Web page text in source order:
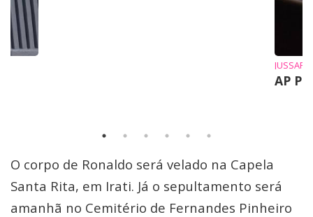
JUSSARA
AP
O corpo de Ronaldo será velado na Capela
Santa Rita, em Irati. Já o sepultamento será
amanhã no Cemitério de Fernandes Pinheiro